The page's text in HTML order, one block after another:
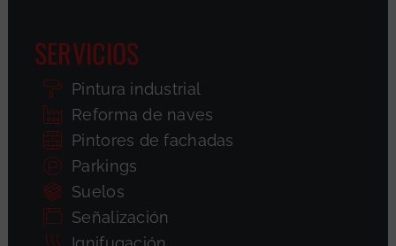
SERVICIOS
Pintura industrial
Reforma de naves
Pintores de fachadas
Parkings
Suelos
Señalización